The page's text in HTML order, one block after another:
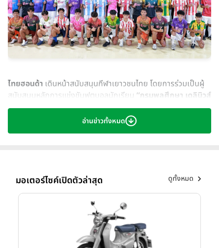
ไทยฮอนด้า เดินหน้าสนับสนุนกีฬาเยาวชนไทย โดยการร่วมเป็นผู้
สนับสนุนหลักการแข่งขันฟุตบอลนักเรียน “กรมพลศึกษา เดลินิวส์
คัพ 2026”ครั้งที่ 3 ชิงถ้วยพระราชทาน สมเด็จพระกนิษฐาธิราช
เจ้า กรมสมเด็จพระเทพรัตนราชสุดาฯ สยามบรมราชกุมารี ภายใต้
ความร่วมมือระหว่างกรมพลศึกษาและเดลินิวส์เพื่อเปิดเวทีให้
อ่านข่าวทั้งหมด
มอเตอร์ไซค์เปิดตัวล่าสุด ดูทั้งหมด